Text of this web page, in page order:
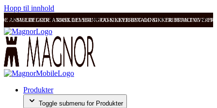
Hopp til innhold
ANMELDELSER RASK LEVERING OG SIKKER BETALING FRI FRAKT OVER
SVÆRT GODE ANMELDELSER RASK LEVERING OG SIKKER BETALING
Produkter
Toggle submenu for Produkter